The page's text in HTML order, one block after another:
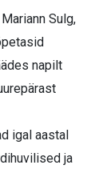
Sulg,
napilt
igal aastal
ja